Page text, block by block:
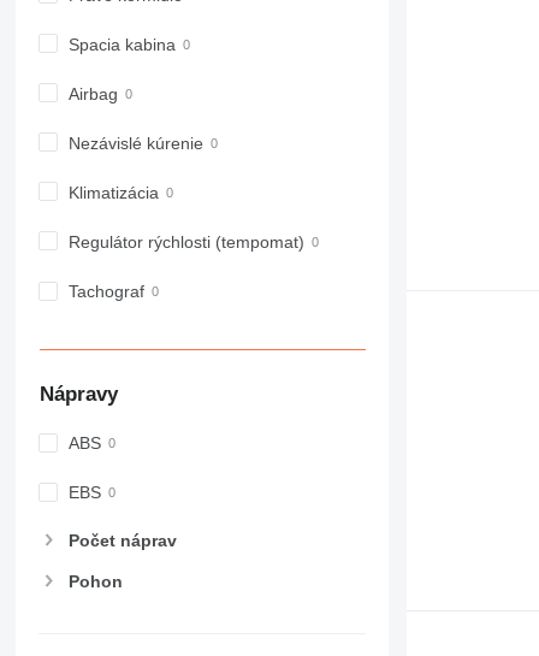
Spacia kabina
Airbag
Nezávislé kúrenie
Klimatizácia
Regulátor rýchlosti (tempomat)
Tachograf
Nápravy
ABS
EBS
Počet náprav
Pohon